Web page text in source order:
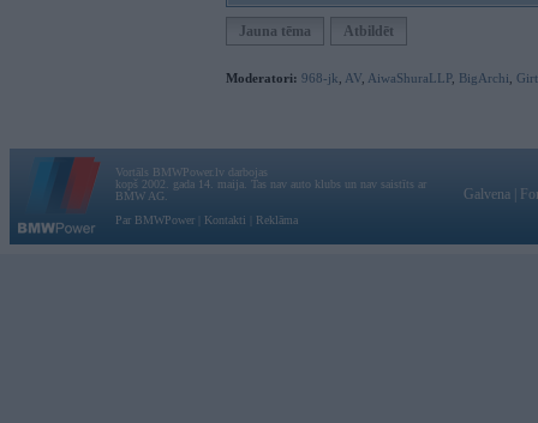
Jauna tēma Atbildēt
Moderatori: 968-jk AV AiwaShuraLLP, BigArchi
Vortāls BMWPower.lv darbojas
kopš 2002. gada 14. maija. Tas nav auto klubs un nav saistīts ar
BMW AG.
Par BMWPower
Kontakti Reklāma
Galvena